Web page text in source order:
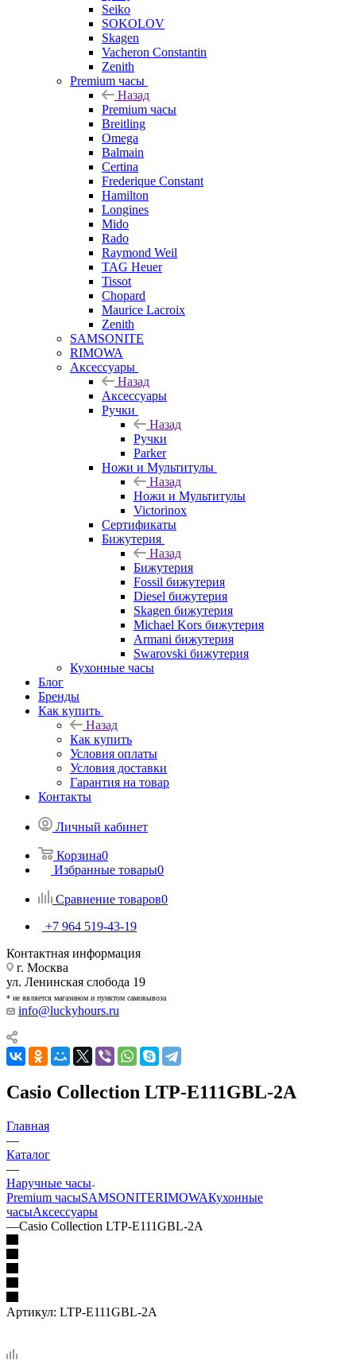
Seiko
SOKOLOV
Skagen
Vacheron Constantin
Zenith
Premium часы
Назад
Premium часы
Breitling
Omega
Balmain
Certina
Frederique Constant
Hamilton
Longines
Mido
Rado
Raymond Weil
TAG Heuer
Tissot
Chopard
Maurice Lacroix
Zenith
SAMSONITE
RIMOWA
Аксессуары
Назад
Аксессуары
Ручки
Назад
Ручки
Parker
Ножи и Мультитулы
Назад
Ножи и Мультитулы
Victorinox
Сертификаты
Бижутерия
Назад
Бижутерия
Fossil бижутерия
Diesel бижутерия
Skagen бижутерия
Michael Kors бижутерия
Armani бижутерия
Swarovski бижутерия
Кухонные часы
Блог
Бренды
Как купить
Назад
Как купить
Условия оплаты
Условия доставки
Гарантия на товар
Контакты
Личный кабинет
Корзина0
Избранные товары0
Сравнение товаров0
+7 964 519-43-19
Контактная информация
г. Москва
ул. Ленинская слобода 19
* не является магазином и пунктом самовывоза
info@luckyhours.ru
Casio Collection LTP-E111GBL-2A
Главная
—
Каталог
—
Наручные часы
Premium часыSAMSONITERIMOWAКухонные
часыАксессуары
—Casio Collection LTP-E111GBL-2A
Артикул: LTP-E111GBL-2A